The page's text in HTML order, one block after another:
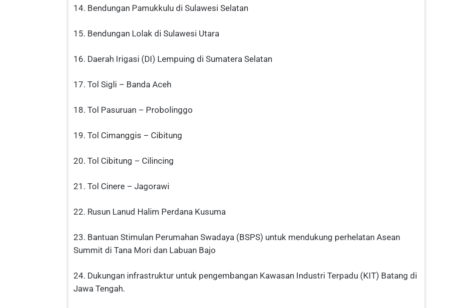
14. Bendungan Pamukkulu di Sulawesi Selatan
15. Bendungan Lolak di Sulawesi Utara
16. Daerah Irigasi (DI) Lempuing di Sumatera Selatan
17. Tol Sigli – Banda Aceh
18. Tol Pasuruan – Probolinggo
19. Tol Cimanggis – Cibitung
20. Tol Cibitung – Cilincing
21. Tol Cinere – Jagorawi
22. Rusun Lanud Halim Perdana Kusuma
23. Bantuan Stimulan Perumahan Swadaya (BSPS) untuk mendukung perhelatan Asean
Summit di Tana Mori dan Labuan Bajo
24. Dukungan infrastruktur untuk pengembangan Kawasan Industri Terpadu (KIT) Batang di
Jawa Tengah.